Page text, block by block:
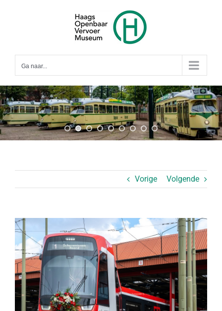
Ga naar...
Vorige Volgende
Bekijk
grotere
afbeelding